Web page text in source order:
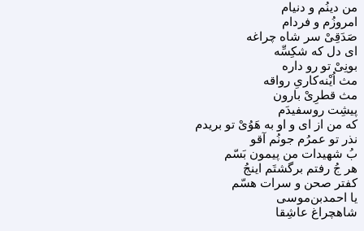
من دینُم و دنیام
امروزُم و فردام
صَدَقِیْ سر شاه چراغه
ای دل که شکِسِّه
بونِیْ تو رو داره
مث اُیْنه‌کاریِ رواقه
مث قطرِیْ بارون
پیشِت روسفیدَم
که من از ای و او به هَوُیْ تو بریدم
نذر تو عمرُم جونُم آقو
بُ شهیدات من پیمون بَسّم
هر جُ رفتم برگشتَم اینجُ
کفتر صحن و سرات هسّم
یا احمدبن‌موسی
شاهچراغ عاشِقا